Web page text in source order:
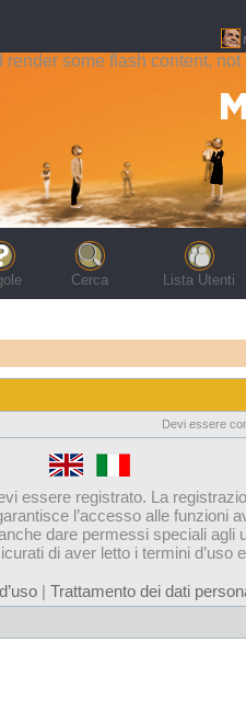
render some flash content, not
Cerca Lista Utenti
Devi essere
essere registrato. La
l’accesso alle funzioni
dare permessi speciali agli
di aver letto i termini d’uso
| Trattamento dei dati